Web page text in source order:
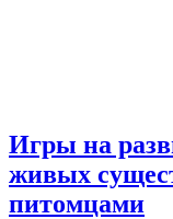
Игры на
живых
питомцами